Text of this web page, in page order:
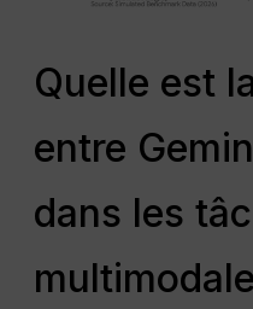
Quelle est
entre
dans les